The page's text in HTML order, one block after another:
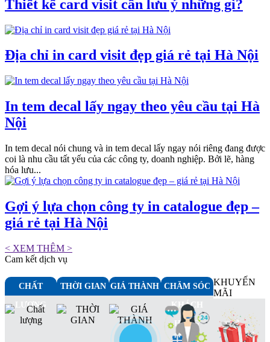
Thiết kế card visit cần lưu ý những gì?
Địa chỉ in card visit đẹp giá rẻ tại Hà Nội
In tem decal lấy ngay theo yêu cầu tại Hà
Nội
In tem decal nói chung và in tem decal lấy ngay nói riêng đang được
coi là nhu cầu tất yếu của các công ty, doanh nghiệp. Bởi lẽ, hàng
hóa lưu...
Gợi ý lựa chọn công ty in catalogue đẹp –
giá rẻ tại Hà Nội
< XEM THÊM >
Cam kết dịch vụ
CHẤT
LƯỢNG
THỜI GIAN GIÁ THÀNH CHĂM SÓC
KHÁCH
HÀNG
KHUYẾN
MÃI